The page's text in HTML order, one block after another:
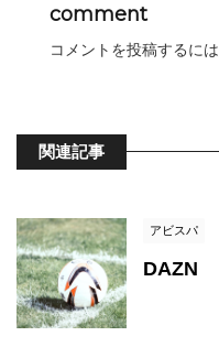
comment
コメントを投稿するには
関連記事
アビスパ
DAZN